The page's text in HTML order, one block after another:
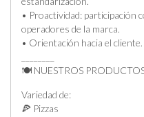
• Proactividad: participación
operadores de la marca.
• Orientación hacia el cliente.
🍽️ NUESTROS
Variedad de:
🍕 Pizzas